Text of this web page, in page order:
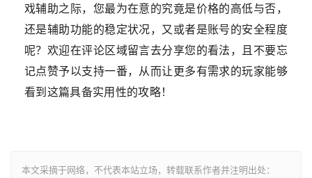
戏辅助之际，您最为在意的究竟是价格的高低与否，
还是辅助功能的稳定状况，又或者是账号的安全程度
呢？欢迎在评论区域留言去分享您的看法，且不要忘
记点赞予以支持一番，从而让更多有需求的玩家能够
看到这篇具备实用性的攻略！
本文采摘于网络，不代表本站立场，转载联系作者并注明出处：